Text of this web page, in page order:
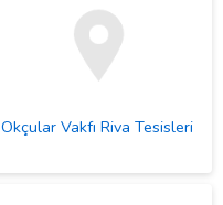
Okçular Vakfı Riva Tesisleri